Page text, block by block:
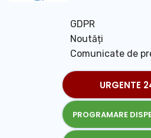
GDPR
Noutăți
Comunicate de
URGENTE
PROGRAMARE